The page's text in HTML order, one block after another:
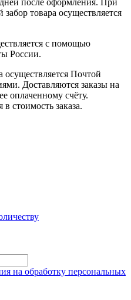
товара осуществляется
с помощью
России.
осуществляется Почтой
Доставляются заказы на
оплаченному счёту.
стоимость заказа.
на обработку персональных